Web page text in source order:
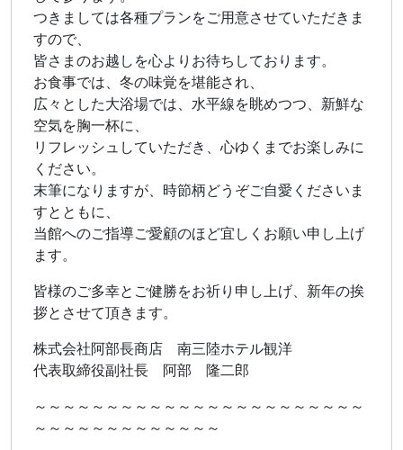
つきましては各種プランをご用意させていただきま
すので、
皆さまのお越しを心よりお待ちしております。
お食事では、冬の味覚を堪能され、
広々とした大浴場では、水平線を眺めつつ、新鮮な
空気を胸一杯に、
リフレッシュしていただき、心ゆくまでお楽しみに
ください。
末筆になりますが、時節柄どうぞご自愛くださいま
すとともに、
当館へのご指導ご愛顧のほど宜しくお願い申し上げ
ます。
皆様のご多幸とご健勝をお祈り申し上げ、新年の挨
拶とさせて頂きます。
株式会社阿部長商店 南三陸ホテル観洋
代表取締役副社長 阿部 隆二郎
～～～～～～～～～～～～～～～～～～～～～～～
～～～～～～～～～～～～～